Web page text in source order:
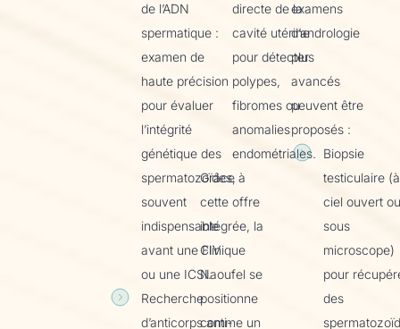
de l’ADN
spermatique :
examen de
haute précision
pour évaluer
l’intégrité
génétique des
spermatozoïdes,
souvent
indispensable
avant une FIV
ou une ICSI.
Recherche
d’anticorps anti-
directe de la
cavité utérine
pour détecter
polypes,
fibromes ou
anomalies
endométriales.
Grâce à
cette offre
intégrée, la
Clinique
Naoufel se
positionne
comme un
examens
d’andrologie
plus
avancés
peuvent être
proposés :
Biopsie
testiculaire (à
ciel ouvert
sous
microscope)
pour
des